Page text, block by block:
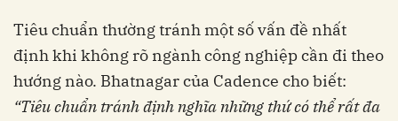
Tiêu chuẩn thường tránh một số vấn đề nhất
định khi không rõ ngành công nghiệp cần đi theo
hướng nào. Bhatnagar của Cadence cho biết:
“Tiêu chuẩn tránh định nghĩa những thứcó thể rất đa